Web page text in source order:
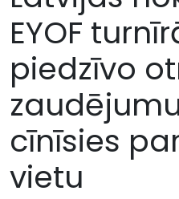
EYOF
piedzīvo
cīnīsies
vietu